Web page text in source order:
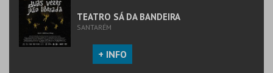
COMPRAR
TEATRO SÁ DA BANDEIRA
SANTARÉM
+ INFO